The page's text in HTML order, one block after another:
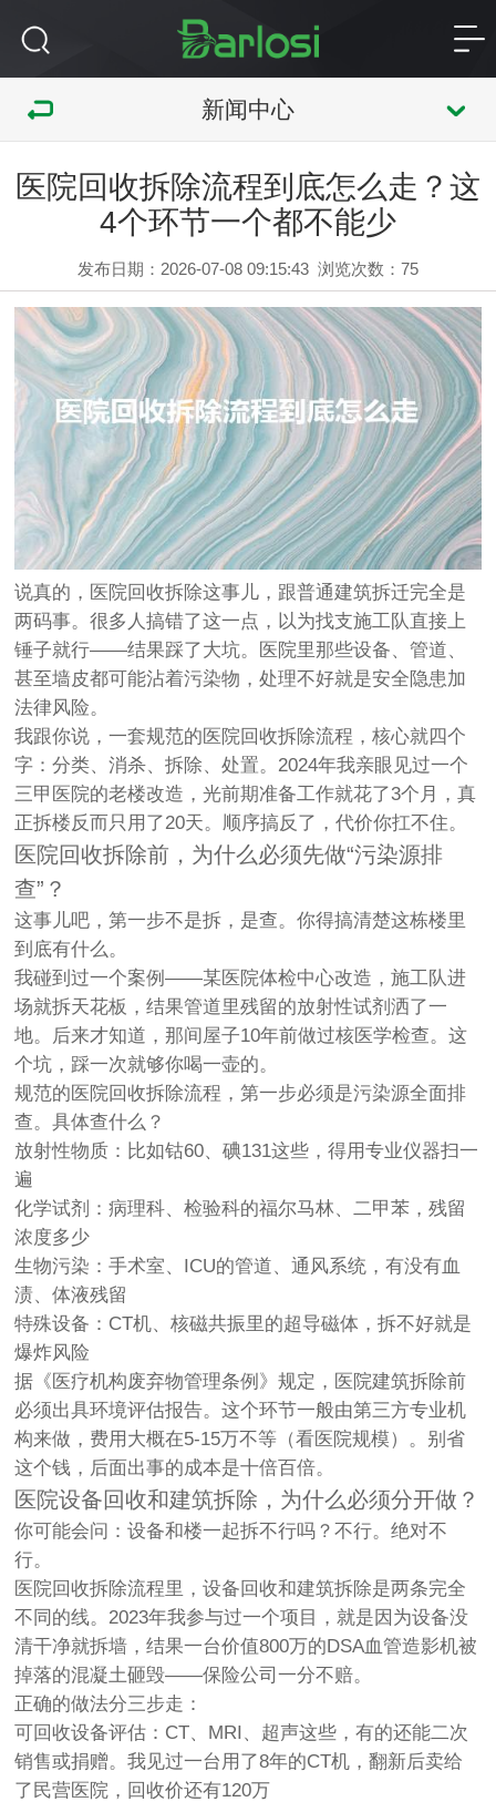
新闻中心
医院回收拆除流程到底怎么走？这
4个环节一个都不能少
发布日期：2026-07-08 09:15:43 浏览次数：75
说真的，医院回收拆除这事儿，跟普通建筑拆迁完全是
两码事。很多人搞错了这一点，以为找支施工队直接上
锤子就行——结果踩了大坑。医院里那些设备、管道、
甚至墙皮都可能沾着污染物，处理不好就是安全隐患加
法律风险。
我跟你说，一套规范的医院回收拆除流程，核心就四个
字：分类、消杀、拆除、处置。2024年我亲眼见过一个
三甲医院的老楼改造，光前期准备工作就花了3个月，真
正拆楼反而只用了20天。顺序搞反了，代价你扛不住。
医院回收拆除前，为什么必须先做“污染源排
查”？
这事儿吧，第一步不是拆，是查。你得搞清楚这栋楼里
到底有什么。
我碰到过一个案例——某医院体检中心改造，施工队进
场就拆天花板，结果管道里残留的放射性试剂洒了一
地。后来才知道，那间屋子10年前做过核医学检查。这
个坑，踩一次就够你喝一壶的。
规范的医院回收拆除流程，第一步必须是污染源全面排
查。具体查什么？
放射性物质：比如钴60、碘131这些，得用专业仪器扫一
遍
化学试剂：病理科、检验科的福尔马林、二甲苯，残留
浓度多少
生物污染：手术室、ICU的管道、通风系统，有没有血
渍、体液残留
特殊设备：CT机、核磁共振里的超导磁体，拆不好就是
爆炸风险
据《医疗机构废弃物管理条例》规定，医院建筑拆除前
必须出具环境评估报告。这个环节一般由第三方专业机
构来做，费用大概在5-15万不等（看医院规模）。别省
这个钱，后面出事的成本是十倍百倍。
医院设备回收和建筑拆除，为什么必须分开做？
你可能会问：设备和楼一起拆不行吗？不行。绝对不
行。
医院回收拆除流程里，设备回收和建筑拆除是两条完全
不同的线。2023年我参与过一个项目，就是因为设备没
清干净就拆墙，结果一台价值800万的DSA血管造影机被
掉落的混凝土砸毁——保险公司一分不赔。
正确的做法分三步走：
可回收设备评估 ：CT、MRI、超声这些，有的还能二次
销售或捐赠。我见过一台用了8年的CT机，翻新后卖给
了民营医院，回收价还有120万